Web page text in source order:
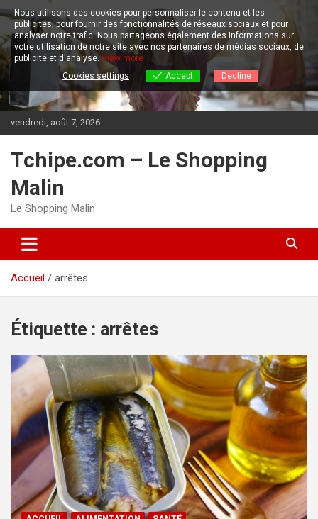
Aller
au
contenu
vendredi, août 7, 2026
Tchipe.com – Le Shopping
Malin
Le Shopping Malin
Accueil arrêtes
Étiquette : arrêtes
Nous utilisons des cookies pour personnaliser le contenu et les
publicités, pour fournir des fonctionnalités de réseaux sociaux et pour
analyser notre trafic.Nous partageons également des informations sur
votre utilisation de notre site avec nos partenaires de médias sociaux, de
publicité et d'analyse. View more
Cookies settings
Accept Decline